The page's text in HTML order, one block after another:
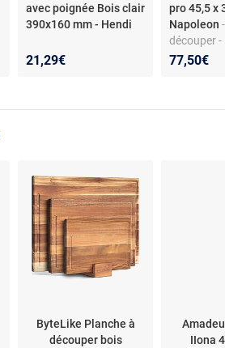
avec poignée Bois clair
390x160 mm - Hendi
21,29€
pro 45,5 x
Napoleon
découper
inox -
77,50€
ByteLike Planche à
découper bois
IIona